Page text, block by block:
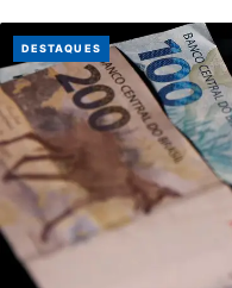
DESTAQUES